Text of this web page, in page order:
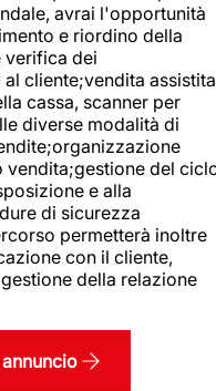
avrai l'opportunità
e riordino della
verifica dei
cliente;vendita assistita
cassa, scanner per
diverse modalità di
vendita;gestione del
e alla
di sicurezza
permetterà inoltre
con il cliente,
della relazione